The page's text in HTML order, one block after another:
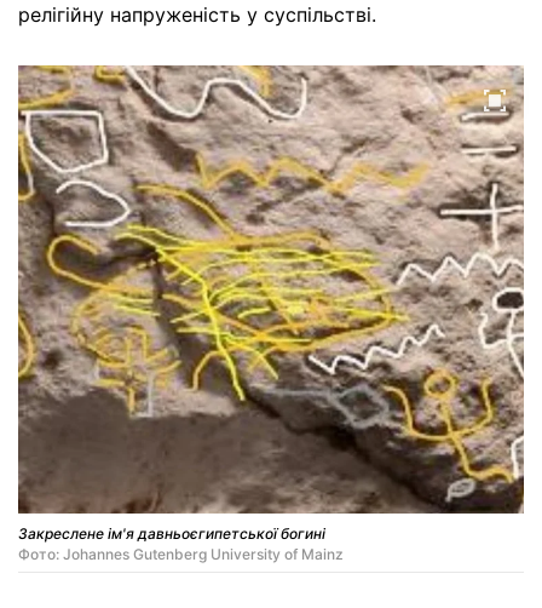
релігійну напруженість у суспільстві.
Закреслене ім'я давньоєгипетської богині
Фото: Johannes Gutenberg University of Mainz